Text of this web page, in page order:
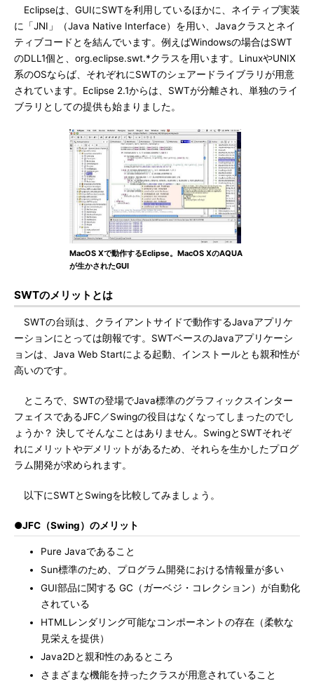
Eclipseは、GUIにSWTを利用しているほかに、ネイティブ実装
に「JNI」（Java Native Interface）を用い、Javaクラスとネイ
ティブコードとを結んでいます。例えばWindowsの場合はSWT
のDLL1個と、org.eclipse.swt.*クラスを用います。LinuxやUNIX
系のOSならば、それぞれにSWTのシェアードライブラリが用意
されています。Eclipse 2.1からは、SWTが分離され、単独のライ
ブラリとしての提供も始まりました。
MacOS Xで動作するEclipse。MacOS XのAQUA
が生かされたGUI
SWTのメリットとは
SWTの台頭は、クライアントサイドで動作するJavaアプリケ
ーションにとっては朗報です。SWTベースのJavaアプリケーシ
ョンは、Java Web Startによる起動、インストールとも親和性が
高いのです。
ところで、SWTの登場でJava標準のグラフィックスインター
フェイスであるJFC／Swingの役目はなくなってしまったのでし
ょうか？ 決してそんなことはありません。SwingとSWTそれぞ
れにメリットやデメリットがあるため、それらを生かしたプログ
ラム開発が求められます。
以下にSWTとSwingを比較してみましょう。
●JFC（Swing）のメリット
Pure Javaであること
Sun標準のため、プログラム開発における情報量が多い
GUI部品に関する GC（ガーベジ・コレクション）が自動化
されている
HTMLレンダリング可能なコンポーネントの存在（柔軟な
見栄えを提供）
Java2Dと親和性のあるところ
さまざまな機能を持ったクラスが用意されていること